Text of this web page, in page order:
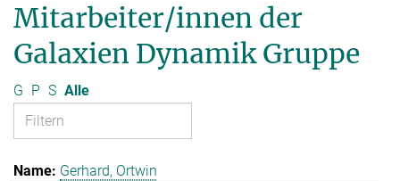
Mitarbeiter/innen der
Galaxien Dynamik Gruppe
G P S Alle
Gerhard, Ortwin